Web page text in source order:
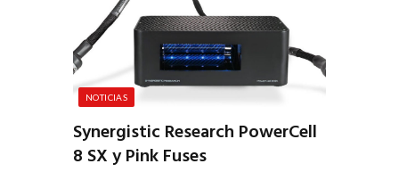
NOTICIAS
Synergistic Research PowerCell
8 SX y Pink Fuses